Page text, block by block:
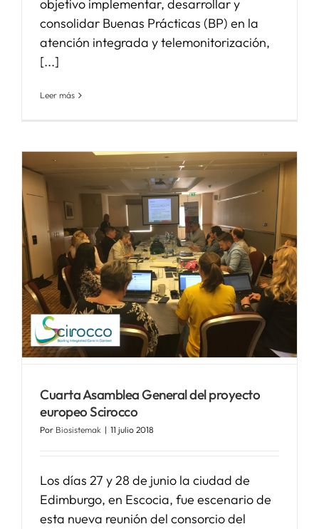
objetivo implementar, desarrollar y
consolidar Buenas Prácticas (BP) en la
atención integrada y telemonitorización,
[...]
Leer más
Cuarta Asamblea General del proyecto
europeo Scirocco
Por Biosistemak | 11 julio 2018
Los días 27 y 28 de junio la ciudad de
Edimburgo, en Escocia, fue escenario de
esta nueva reunión del consorcio del